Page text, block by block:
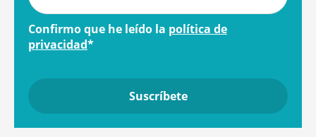
Confirmo que he leído la política de
privacidad*